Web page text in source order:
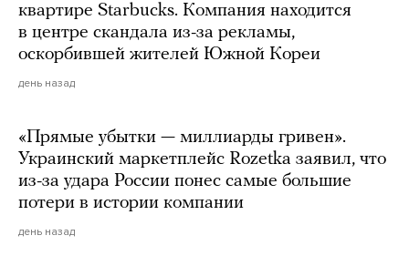
квартире Starbucks. Компания находится
в центре скандала из-за рекламы,
оскорбившей жителей Южной Кореи
день назад
«Прямые убытки — миллиарды гривен».
Украинский маркетплейс Rozetka заявил, что
из-за удара России понес самые большие
потери в истории компании
день назад